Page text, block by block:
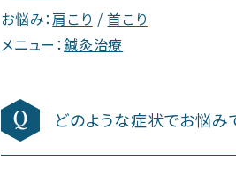
お悩み：肩こり
首こり
メニュー：鍼灸治療
どのような症状でお悩み